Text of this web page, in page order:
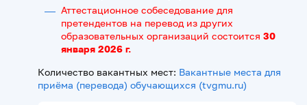
Аттестационное собеседование для
претендентов на перевод из других
образовательных организаций состоится 30
января 2026 г.
Количество вакантных мест: Вакантные места для
приёма (перевода) обучающихся (tvgmu.ru)